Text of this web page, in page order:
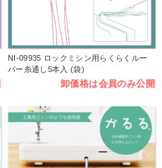
NI-09935 ロックミシン用らくらくルー
パー糸通し5本入 (袋)
卸価格は会員のみ公開